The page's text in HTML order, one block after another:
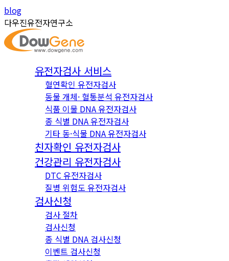
Skip
to
content
Instagram
page
opens
in
YouTube
page
opens
in
blog
다우진유전자연구소
유전자검사 서비스
혈연확인 유전자검사
동물 개체· 혈통분석 유전자검사
식품 이물 DNA 유전자검사
종 식별 DNA 유전자검사
기타 동·식물 DNA 유전자검사
친자확인 유전자검사
건강관리 유전자검사
DTC 유전자검사
질병 위험도 유전자검사
검사신청
검사 절차
검사신청
종 식별 DNA 검사신청
이벤트 검사신청